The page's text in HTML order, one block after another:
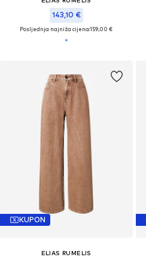
143,10 €
Posljednja najniža cijena:159,00 €
KUPON
ELIAS RUMELIS